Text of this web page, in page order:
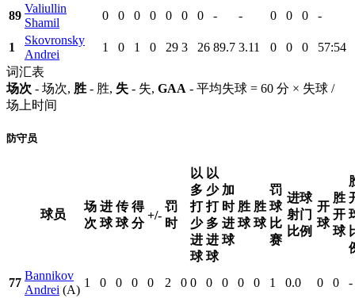
89
Valiullin
Shamil
0 0 0 0 0 0 0 - - 0 0 0 -
1
Skovronsky
Andrei
1 0 1 0 29 3 26 89.7 3.11 0 0 0
57:54
词汇表
场次 - 场次, 胜 - 胜, 失 - 失, GAA - 平均失球 = 60 分 × 失球 /
场上时间
防守员
球员
场
次
进
球
传
球
得
分
+/-
罚
时
以
多
打
少
进
球
以
少
打
多
进
球
加
时
进
球
胜
球
胜
球
罚
球
比
赛
进球
射门
比例
开
球
胜
开
球
77
Bannikov
Andrei (A)
1 0 0 0 0 2 0 0 0 0 0 0 1 0.0 0 0 -